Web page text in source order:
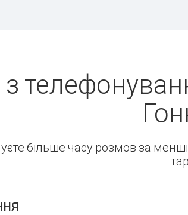
більше часу розмов за